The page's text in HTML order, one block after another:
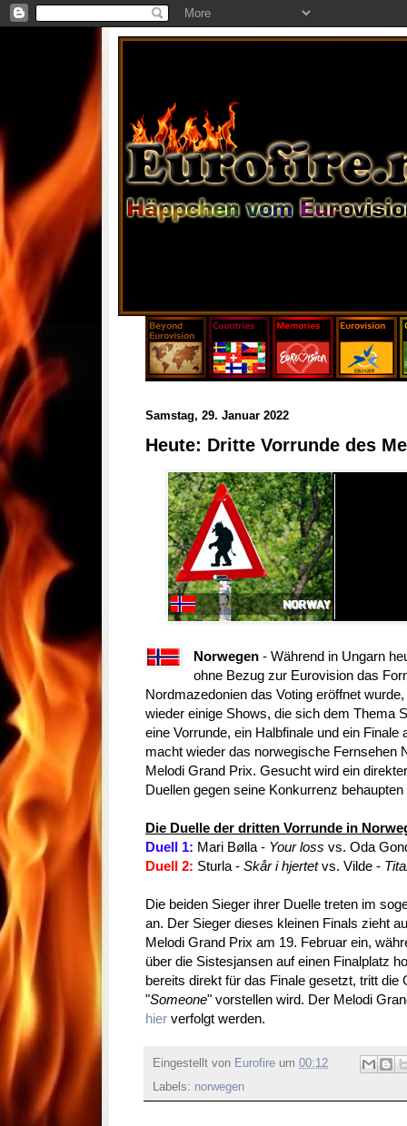
Samstag, 29. Januar 2022
Heute: Dritte Vorrunde des
Norwegen- Während in Ungarn
ohne Bezug zur Eurovision das
Nordmazedonien das Voting eröffnet
wieder einige Shows, die sich dem Thema
eine Vorrunde, ein Halbfinale und ein
macht wieder das norwegische Fernsehen
Melodi Grand Prix. Gesucht wird ein
Duellen gegen seine Konkurrenz
Die Duelle der dritten Vorrunde in
Duell 1: Mari Bølla - Your loss vs. Oda
Duell 2: Sturla - Skår i hjertetvs. Vilde -
Die beiden Sieger ihrer Duelle treten im
an. Der Sieger dieses kleinen Finals zieht
Melodi Grand Prix am 19. Februar ein,
über die Sistesjansen auf einen Finalplatz
bereits direkt für das Finale gesetzt, tritt die
"Someone" vorstellen wird. Der Melodi
hier verfolgt werden.
Eingestellt von Eurofire um 00:12
Labels: norwegen